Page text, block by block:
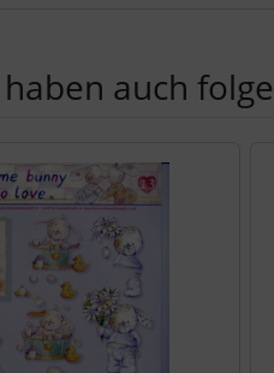
auch